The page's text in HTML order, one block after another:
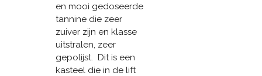
en mooi gedoseerde
tannine die zeer
zuiver zijn en klasse
uitstralen, zeer
gepolijst. Dit is een
kasteel die in de lift